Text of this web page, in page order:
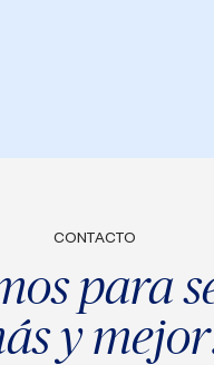
CONTACTO
para
y